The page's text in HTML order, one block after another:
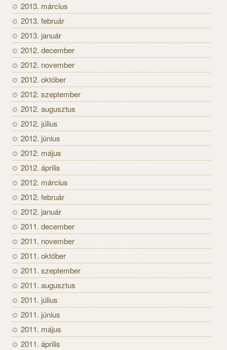
2013. március
2013. február
2013. január
2012. december
2012. november
2012. október
2012. szeptember
2012. augusztus
2012. július
2012. június
2012. május
2012. április
2012. március
2012. február
2012. január
2011. december
2011. november
2011. október
2011. szeptember
2011. augusztus
2011. július
2011. június
2011. május
2011. április